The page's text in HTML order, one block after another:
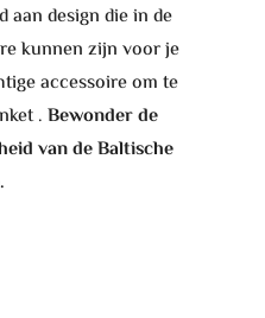
aan design die in de
kunnen zijn voor je
accessoire om te
. Bewonder de
van de Baltische